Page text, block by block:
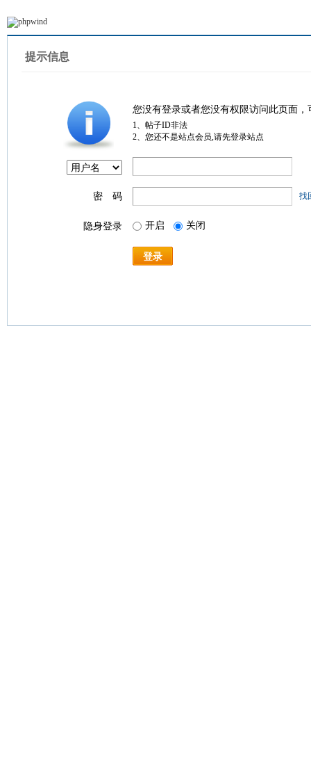
提示信息
您没有登录或者您没有权限访问此页面
1、帖子ID非法
2、您还不是站点会员,请先登录站点
密 码 找
隐身登录 开启 关闭
登录